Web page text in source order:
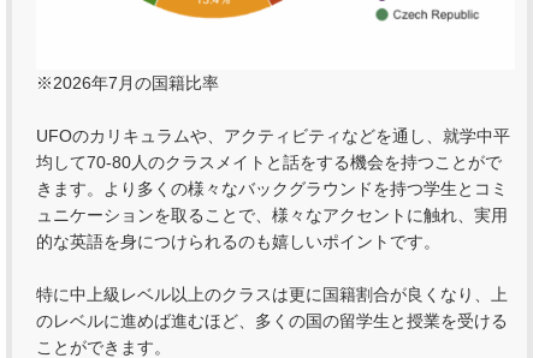
※2026年7月の国籍比率
UFOのカリキュラムや、アクティビティなどを通し、就学中平
均して70-80人のクラスメイトと話をする機会を持つことがで
きます。より多くの様々なバックグラウンドを持つ学生とコミ
ュニケーションを取ることで、様々なアクセントに触れ、実用
的な英語を身につけられるのも嬉しいポイントです。
特に中上級レベル以上のクラスは更に国籍割合が良くなり、上
のレベルに進めば進むほど、多くの国の留学生と授業を受ける
ことができます。